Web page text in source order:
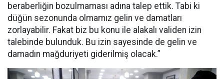
beraberliğin bozulmaması adına talep ettik. Tabi ki
düğün sezonunda olmamız gelin ve damatları
zorlayabilir. Fakat biz bu konu ile alakalı validen izin
talebinde bulunduk. Bu izin sayesinde de gelin ve
damadın mağduriyeti giderilmiş olacak.”